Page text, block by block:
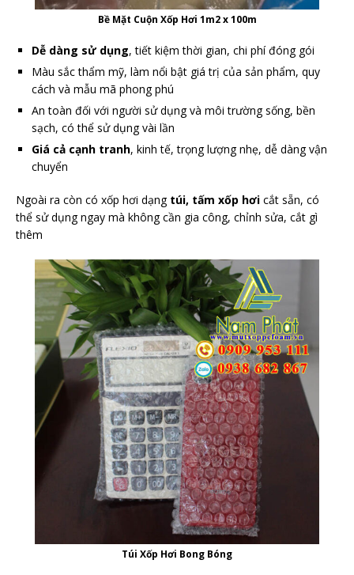
Bề Mặt Cuộn Xốp Hơi 1m2 x 100m
Dễ dàng sử dụng, tiết kiệm thời gian, chi phí đóng gói
Màu sắc thẩm mỹ, làm nổi bật giá trị của sản phẩm, quy
cách và mẫu mã phong phú
An toàn đối với người sử dụng và môi trường sống, bền
sạch, có thể sử dụng vài lần
Giá cả cạnh tranh, kinh tế, trọng lượng nhẹ, dễ dàng vận
chuyển
Ngoài ra còn có xốp hơi dạngtúi, tấm xốp hơi cắt sẵn, có
thể sử dụng ngay mà không cần gia công, chỉnh sửa, cắt gì
thêm
Túi Xốp Hơi Bong Bóng